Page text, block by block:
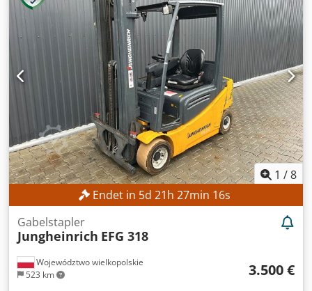
1 /8
Endet in 5d 21h 27min 14s
Województwo wielkopolskie
523 km
Gabelstapler
Jungheinrich EFG 318
3.500 €